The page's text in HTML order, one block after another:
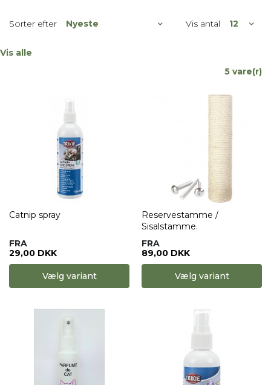
Sorter efter Vis antal
Vis alle
5 vare(r)
Catnip spray
FRA
29,00 DKK
Vælg variant
Reservestamme /
Sisalstamme.
FRA
89,00 DKK
Vælg variant